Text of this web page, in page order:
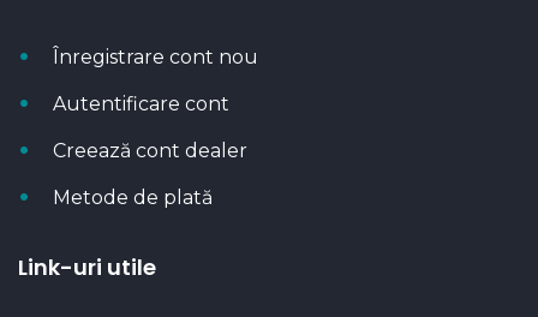
Înregistrare cont nou
Autentificare cont
Creează cont dealer
Metode de plată
Link-uri utile